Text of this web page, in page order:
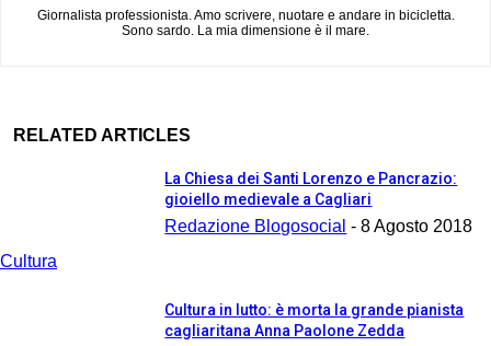
Giornalista professionista. Amo scrivere, nuotare e andare in bicicletta.
Sono sardo. La mia dimensione è il mare.
RELATED ARTICLES
Cultura
La Chiesa dei Santi Lorenzo e Pancrazio:
gioiello medievale a Cagliari
Redazione Blogosocial - 8 Agosto 2018
Cultura in lutto: è morta la grande pianista
cagliaritana Anna Paolone Zedda